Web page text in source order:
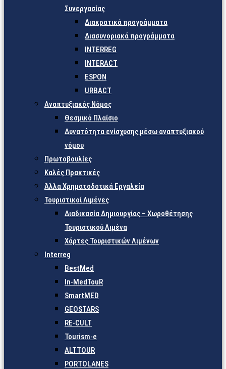
Συνεργασίας
Διακρατικά προγράμματα
Διασυνοριακά προγράμματα
INTERREG
INTERACT
ESPON
URBACT
Αναπτυξιακός Νόμος
Θεσμικό Πλαίσιο
Δυνατότητα ενίσχυσης μέσω αναπτυξιακού
νόμου
Πρωτοβουλίες
Καλές Πρακτικές
Άλλα Χρηματοδοτικά Εργαλεία
Τουριστικοί Λιμένες
Διαδικασία Δημιουργίας – Χωροθέτησης
Τουριστικού Λιμένα
Χάρτες Τουριστικών Λιμένων
Interreg
BestMed
In-MedTouR
SmartMED
GEOSTARS
RE-CULT
Tourism-e
ALTTOUR
PORTOLANES